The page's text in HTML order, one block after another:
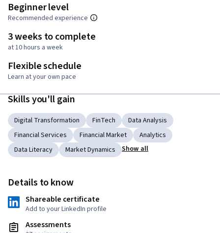
Beginner level
Recommended experience
3 weeks to complete
at 10 hours a week
Flexible schedule
Learn at your own pace
Skills you'll gain
Digital Transformation FinTech
Data Analysis
Financial Services
Financial Market
Analytics
Data Literacy
Market Dynamics Show all
Details to know
Shareable certificate
Add to your LinkedIn profile
Assessments